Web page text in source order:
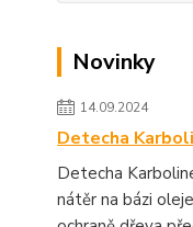
Novinky
14.09.2024
Detecha
Detecha
nátěr na bázi